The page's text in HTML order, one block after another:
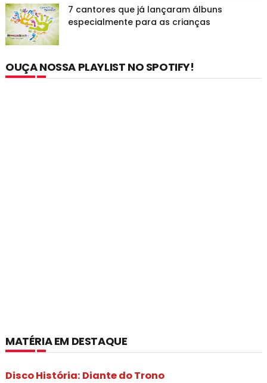
7 cantores que já lançaram álbuns
especialmente para as crianças
OUÇA NOSSA PLAYLIST NO SPOTIFY!
MATÉRIA EM DESTAQUE
Disco História: Diante do Trono